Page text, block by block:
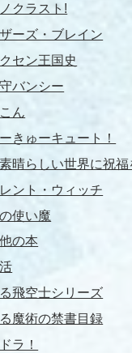
クラスト!
ーズ・ブレイン
セン王国史
バンシー
ん
きゅーキュート！
晴らしい世界に祝福
ント・ウィッチ
使い魔
の本
飛空士シリーズ
魔術の禁書目録
ラ！